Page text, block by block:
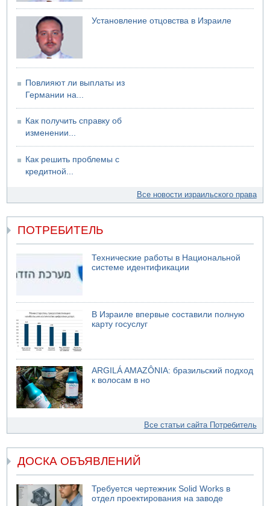
Установление отцовства в Израиле
Повлияют ли выплаты из
Германии на...
Как получить справку об
изменении...
Как решить проблемы с
кредитной...
Все новости израильского права
ПОТРЕБИТЕЛЬ
Технические работы в Национальной
системе идентификации
В Израиле впервые составили полную
карту госуслуг
ARGILÁ AMAZÔNIA: бразильский подход
к волосам в но
Все статьи сайта Потребитель
ДОСКА ОБЪЯВЛЕНИЙ
Требуется чертежник Solid Works в
отдел проектирования на заводе